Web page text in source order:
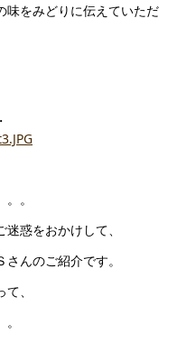
味をみどりに伝えていただ
。
惑をおかけして、
んのご紹介です。
、